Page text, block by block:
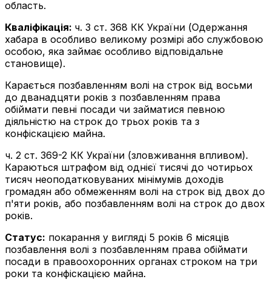
область.
Кваліфікація: ч. 3 ст. 368 КК України (Одержання
хабара в особливо великому розмірі або службовою
особою, яка займає особливо відповідальне
становище).
Карається позбавленням волі на строк від восьми
до дванадцяти років з позбавленням права
обіймати певні посади чи займатися певною
діяльністю на строк до трьох років та з
конфіскацією майна.
ч. 2 ст. 369-2 КК України (зловживання впливом).
Караються штрафом від однієї тисячі до чотирьох
тисяч неоподатковуваних мінімумів доходів
громадян або обмеженням волі на строк від двох до
п'яти років, або позбавленням волі на строк до двох
років.
Статус: покарання у вигляді 5 років 6 місяців
позбавлення волі з позбавленням права обіймати
посади в правоохоронних органах строком на три
роки та конфіскацією майна.